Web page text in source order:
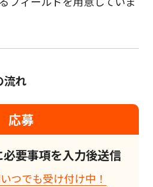
流れ
応募
要事項を入力後送信
つでも受け付け中！